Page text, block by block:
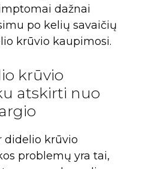
dažnai
po kelių savaičių
krūvio kaupimosi.
krūvio
atskirti nuo
didelio krūvio
problemų yra tai,